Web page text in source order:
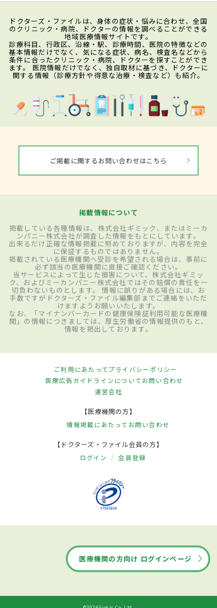
ドクターズ・ファイルは、身体の症状・悩みに合わせ、全国
のクリニック・病院、ドクターの情報を調べることができる
地域医療情報サイトです。
診療科目、行政区、沿線・駅、診療時間、医院の特徴などの
基本情報だけでなく、気になる症状、病名、検査名などから
条件に合ったクリニック・病院、ドクターを探すことができ
ます。 医院情報だけでなく、独自取材に基づき、ドクターに
関する情報（診療方針や得意な治療・検査など）も紹介。
ご掲載に関するお問い合わせはこちら
掲載情報について
掲載している各種情報は、株式会社ギミック、またはミーカ
ンパニー株式会社が調査した情報をもとにしています。
出来るだけ正確な情報掲載に努めておりますが、内容を完全
に保証するものではありません。
掲載されている医療機関へ受診を希望される場合は、事前に
必ず該当の医療機関に直接ご確認ください。
当サービスによって生じた損害について、株式会社ギミッ
ク、およびミーカンパニー株式会社ではその賠償の責任を一
切負わないものとします。 情報に誤りがある場合には、お
手数ですがドクターズ・ファイル編集部までご連絡をいただ
けますようお願いいたします。
なお、「マイナンバーカードの健康保険証利用可能な医療機
関」の情報につきましては、厚生労働省の情報提供のもと、
情報を掲出しております。
ご利用にあたってプライバシーポリシー
医療広告ガイドラインについてお問い合わせ
運営会社
【医療機関の方】
情報掲載にあたって お問い合わせ
【ドクターズ・ファイル会員の方】
ログイン 会員登録
医療機関の方向け ログインページ